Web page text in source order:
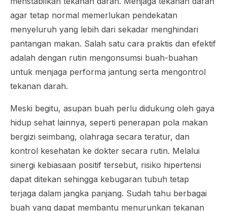
agar tetap normal memerlukan pendekatan
menyeluruh yang lebih dari sekadar menghindari
pantangan makan. Salah satu cara praktis dan efektif
adalah dengan rutin mengonsumsi buah-buahan
untuk menjaga performa jantung serta mengontrol
tekanan darah.
Meski begitu, asupan buah perlu didukung oleh gaya
hidup sehat lainnya, seperti penerapan pola makan
bergizi seimbang, olahraga secara teratur, dan
kontrol kesehatan ke dokter secara rutin. Melalui
sinergi kebiasaan positif tersebut, risiko hipertensi
dapat ditekan sehingga kebugaran tubuh tetap
terjaga dalam jangka panjang. Sudah tahu berbagai
buah yang dapat membantu menurunkan tekanan